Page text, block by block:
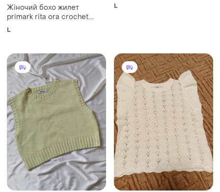
Жіночий бохо жилет
primark rita ora crochet.
яскравий квітковий
L
L